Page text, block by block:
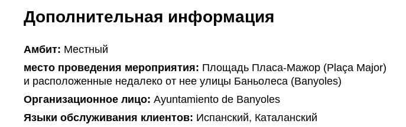
Дополнительная информация
Амбит: Местный
место проведения мероприятия: Площадь Пласа-Мажор (Plaça Major)
и расположенные недалеко от нее улицы Баньолеса (Banyoles)
Организационное лицо: Ayuntamiento de Banyoles
Языки обслуживания клиентов: Испанский, Каталанский